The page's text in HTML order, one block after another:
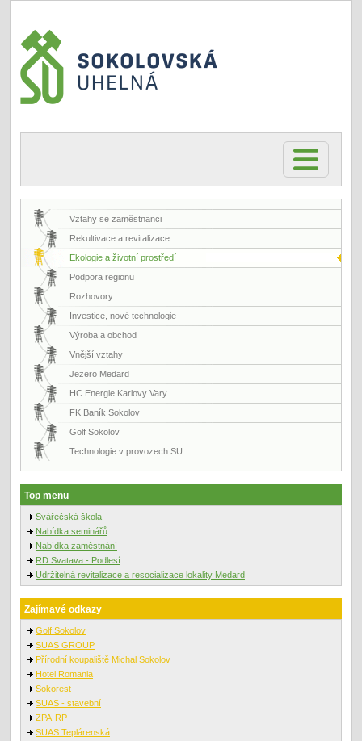
Vztahy se zaměstnanci
Rekultivace a revitalizace
Ekologie a životní prostředí
Podpora regionu
Rozhovory
Investice, nové technologie
Výroba a obchod
Vnější vztahy
Jezero Medard
HC Energie Karlovy Vary
FK Baník Sokolov
Golf Sokolov
Technologie v provozech SU
Top menu
Svářečská škola
Nabídka seminářů
Nabídka zaměstnání
RD Svatava - Podlesí
Udržitelná revitalizace a resocializace lokality Medard
Zajímavé odkazy
Golf Sokolov
SUAS GROUP
Přírodní koupaliště Michal Sokolov
Hotel Romania
Sokorest
SUAS - stavební
ZPA-RP
SUAS Teplárenská